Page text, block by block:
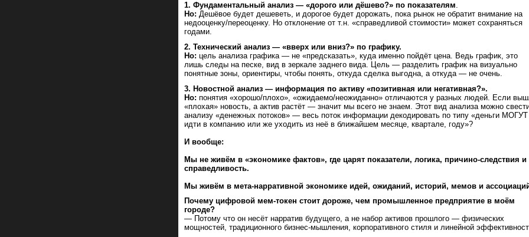
1. Фундаментальный анализ — «дорого или дёшево?» по показателям.
Но: Дешёвое будет дешеветь, и дорогое будет дорожать, пока рынок не обратит внимание на
недооценку/переоценку. Но отклонение от т.н. «справедливой стоимости» может сохраняться
годами.
2. Технический анализ — «вверх или вниз?» по графику.
Но: цель анализа графика — не «предсказать», куда именно пойдёт цена. Ведь график, это
лишь следы на песке, вид в зеркале заднего вида. Цель — разделить график на визуально
понятные зоны, ориентиры, чтобы понять, откуда сделка выгодна, а откуда — не очень.
3. Новостной анализ — информация по активу «позитивная или негативная?».
Но: понятия «хорошо/плохо», «ожидаемо/неожиданно» отличаются у разных людей. Если
«плохая» новость, а актив растёт — значит мы всего не знаем. Этот вид анализа можно
анализу «денежных потоков» — весь поток информации декодировать по типу «деньги МОГУТ
идти в компанию или же уходить из неё в ближайшем месяце, квартале, году»?
И вообще:
Мы не живём в «экономике фактов», где царят показатели, логика, причино-следствия и
справедливость.
Мы живём в мета-нарративной экономике идей, ожиданий, историй, мемов и
Почему цифровой мем-токен стоит дороже, чем промышленное предприятие в моём
городе?
— Потому что он несёт нарратив будущего, а не набор активов прошлого — физических
мощностей, традиционного бизнес-мышления, корпоративного стиля и линейной